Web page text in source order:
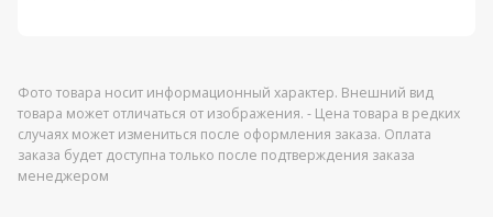
Фото товара носит информационный характер. Внешний вид
товара может отличаться от изображения. - Цена товара в редких
случаях может измениться после оформления заказа. Оплата
заказа будет доступна только после подтверждения заказа
менеджером